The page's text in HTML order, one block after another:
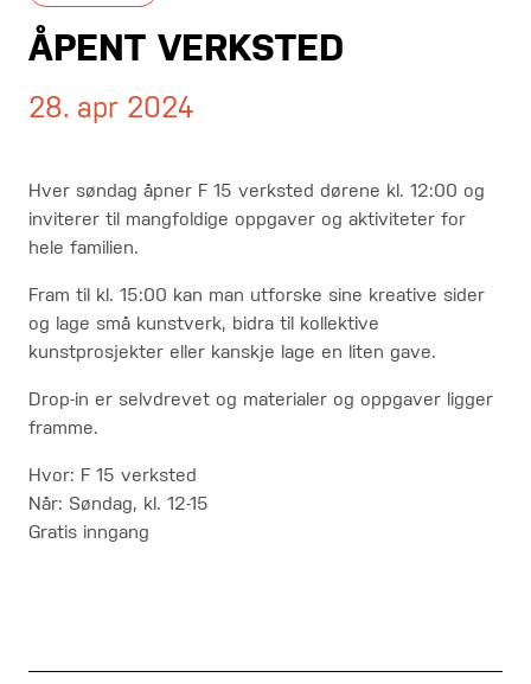
ÅPENT VERKSTED
28. apr 2024
Hver søndag åpner F 15 verksted dørene kl. 12:00 og
inviterer til mangfoldige oppgaver og aktiviteter for
hele familien.
Fram til kl. 15:00 kan man utforske sine kreative sider
og lage små kunstverk, bidra til kollektive
kunstprosjekter eller kanskje lage en liten gave.
Drop-in er selvdrevet og materialer og oppgaver ligger
framme.
Hvor: F 15 verksted
Når: Søndag, kl. 12-15
Gratis inngang